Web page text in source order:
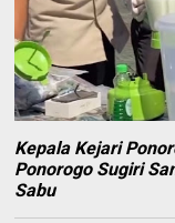
Kepala Kejari
Ponorogo Sugiri
Sabu